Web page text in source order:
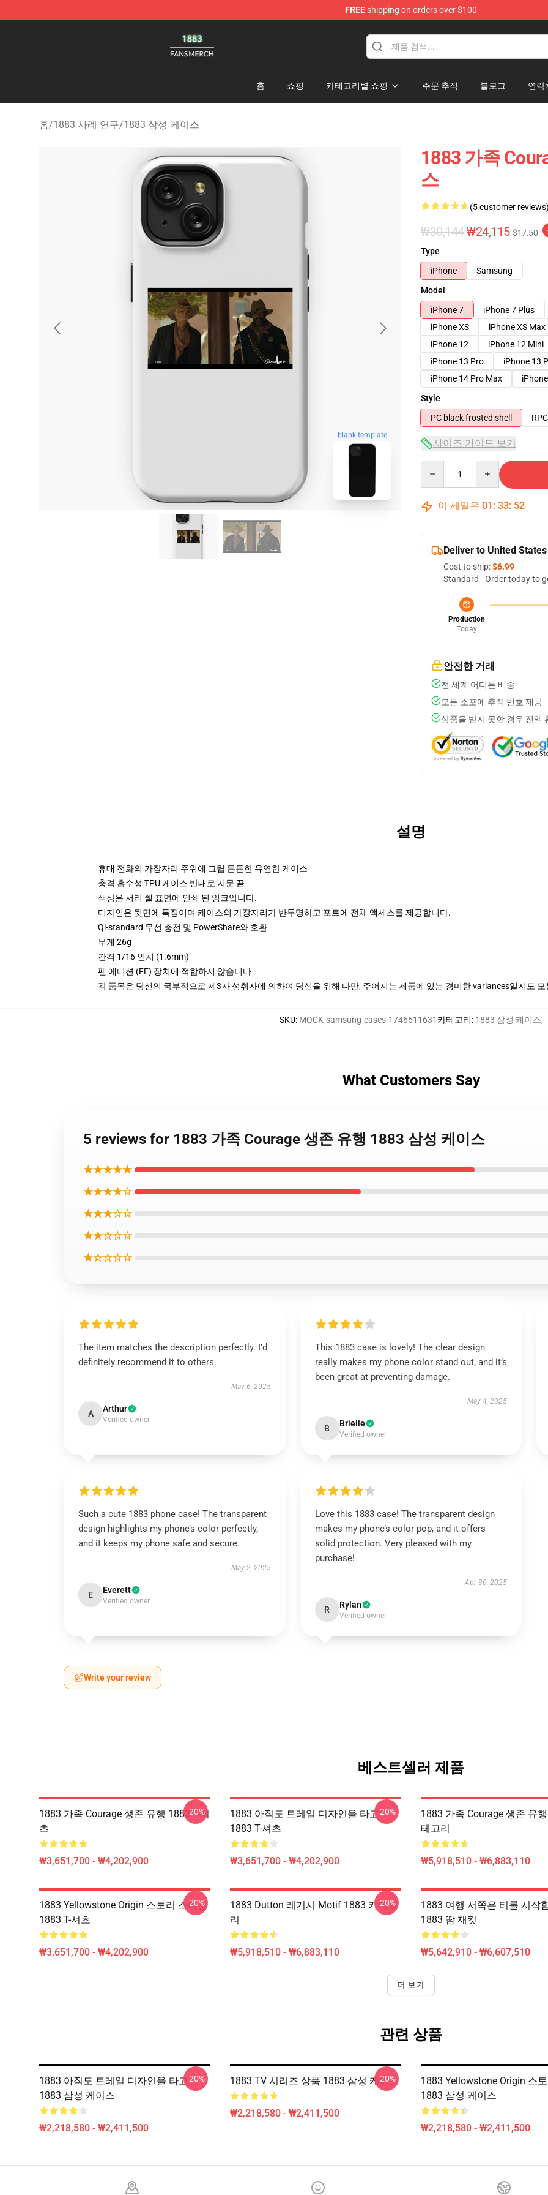
FREEshipping on orders over $100
홈 쇼핑 카테고리별 쇼핑 주문 추적 블로그 연락
홈/1883 사례 연구/1883 삼성 케이스
blank template
1883 가족
스
(5 customer
₩30,144₩24,115 $17.50
Type
iPhone
Samsung
Model
iPhone 7
iPhone 7 Plus
iPhone XS
iPhone XS Max
iPhone 12
iPhone 12 Mini
iPhone 13 Pro
iPhone 13
iPhone 14 Pro Max
Style
PC black frosted shell
사이즈 가이드 보기
이 세일은 01 : 33: 51
Deliver to United States
Cost to ship:$6.99
Standard - Order today to
Production
Today
안전한 거래
전 세계 어디든 배송
모든 소포에 추적 번호 제공
상품을 받지 못한 경우 전액
설명
휴대 전화의 가장자리 주위에 그립 튼튼한 유연한 케이스
충격 흡수성 TPU 케이스 반대로 지문 끝
색상은 서리 쉘 표면에 인쇄 된 잉크입니다.
디자인은 뒷면에 특징이며 케이스의 가장자리가 반투명하고 포트에 전체 액세스를 제공합니다.
Qi-standard 무선 충전 및 PowerShare와 호환
무게 26g
간격 1/16 인치 (1.6mm)
팬 에디션 (FE) 장치에 적합하지 않습니다
각 품목은 당신의 국부적으로 제3자 성취자에 의하여 당신을 위해 다만, 주어지는 제품에 있는 경미한 variances일지도
SKU: MOCK-samsung-cases-1746611631 카테고리: 1883 삼성 케이스,
What Customers Say
5 reviews for 1883 가족 Courage 생존 유행 1883 삼성 케이스
★★★★★
★★★★☆
★★★☆☆
★★☆☆☆
★☆☆☆☆
The item matches the description perfectly. I’d
definitely recommend it to others.
May 6, 2025
A Arthur
Verified owner
This 1883 case is lovely! The clear design
really makes my phone color stand out, and it’s
been great at preventing damage.
May 4, 2025
B Brielle
Verified owner
Such a cute 1883 phone case! The transparent
design highlights my phone’s color perfectly,
and it keeps my phone safe and secure.
May 2, 2025
E Everett
Verified owner
Love this 1883 case! The transparent design
makes my phone’s color pop, and it offers
solid protection. Very pleased with my
purchase!
Apr 30, 2025
R Rylan
Verified owner
Write your review
베스트셀러 제품
1883 가족 Courage 생존 유행 1883 T-셔
츠
₩3,651,700 - ₩4,202,900
-20%
1883 아직도 트레일 디자인을 타고
1883 T-셔츠
₩3,651,700 - ₩4,202,900
-20%
1883 가족 Courage 생존 유
테고리
₩5,918,510 - ₩6,883,110
1883 Yellowstone Origin 스토리 스타일
1883 T-셔츠
₩3,651,700 - ₩4,202,900
-20%
1883 Dutton 레거시 Motif 1883 카테고
리
₩5,918,510 - ₩6,883,110
-20%
1883 여행 서쪽은 티를 시작
1883 땀 재킷
₩5,642,910 - ₩6,607,510
더 보기
관련 상품
1883 아직도 트레일 디자인을 타고
1883 삼성 케이스
₩2,218,580 - ₩2,411,500
-20% 1883 TV 시리즈 상품 1883 삼성 케이스
₩2,218,580 - ₩2,411,500
-20%
1883 Yellowstone Origin 스
1883 삼성 케이스
₩2,218,580 - ₩2,411,500